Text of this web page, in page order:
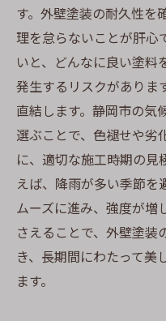
す。外壁塗装の耐久性を
理を怠らないことが肝心
いと、どんなに良い塗料
発生するリスクがありま
直結します。静岡市の気
選ぶことで、色褪せや劣
に、適切な施工時期の見
えば、降雨が多い季節を
ムーズに進み、強度が増
さえることで、外壁塗装
き、長期間にわたって美
ます。